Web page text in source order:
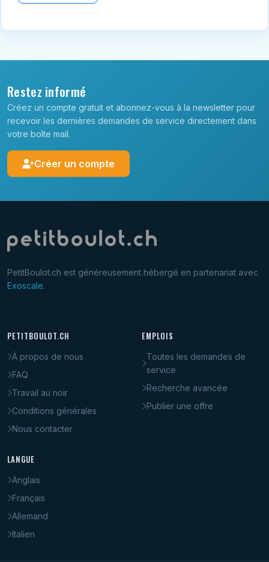
Restez informé
Créez un compte gratuit et abonnez-vous à la newsletter pour
recevoir les dernières demandes de service directement dans
votre boîte mail.
Créer un compte
PetitBoulot.ch est généreusement hébergé en partenariat avec
Exoscale.
PETITBOULOT.CH
À propos de nous
FAQ
Travail au noir
Conditions générales
Nous contacter
EMPLOIS
Toutes les demandes de
service
Recherche avancée
Publier une offre
LANGUE
Anglais
Français
Allemand
Italien